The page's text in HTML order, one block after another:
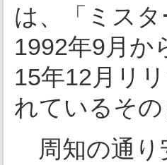
は、「ミス
1992年9月か
15年12月リ
れているそ
周知の通り